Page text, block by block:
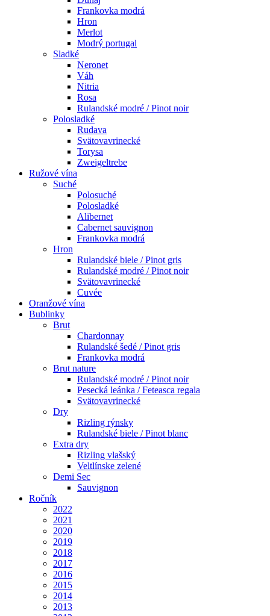
Frankovka modrá
Hron
Merlot
Modrý portugal
Sladké
Neronet
Váh
Nitria
Rosa
Rulandské modré / Pinot noir
Polosladké
Rudava
Svätovavrinecké
Torysa
Zweigeltrebe
Ružové vína
Suché
Polosuché
Polosladké
Alibernet
Cabernet sauvignon
Frankovka modrá
Hron
Rulandské biele / Pinot gris
Rulandské modré / Pinot noir
Svätovavrinecké
Cuvée
Oranžové vína
Bublinky
Brut
Chardonnay
Rulandské šedé / Pinot gris
Frankovka modrá
Brut nature
Rulandské modré / Pinot noir
Pesecká leánka / Feteasca regala
Svätovavrinecké
Dry
Rizling rýnsky
Rulandské biele / Pinot blanc
Extra dry
Rizling vlašský
Veltlínske zelené
Demi Sec
Sauvignon
Ročník
2022
2021
2020
2019
2018
2017
2016
2015
2014
2013